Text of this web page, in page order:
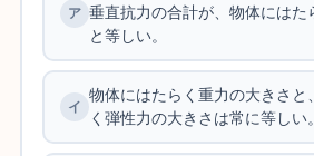
垂直抗力の合計が、物体にはた
と等しい。
物体にはたらく重力の大きさと
く弾性力の大きさは常に等しい。